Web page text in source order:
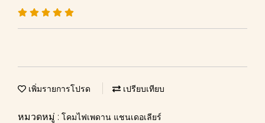
เพิ่มรายการโปรด เปรียบเทียบ
หมวดหมู่ : โคมไฟเพดาน แชนเดอเลียร์